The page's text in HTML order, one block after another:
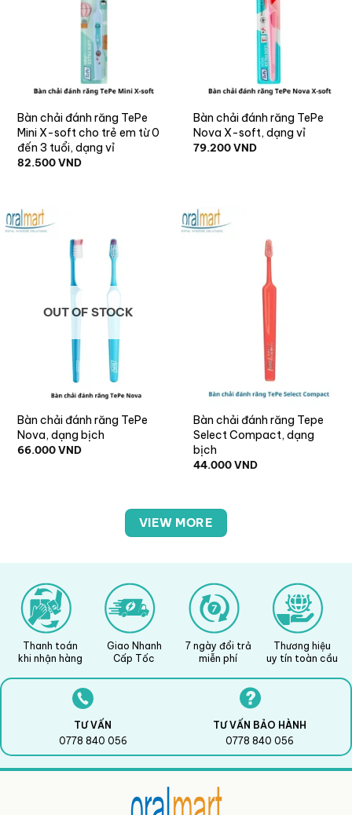
Bàn chải đánh răng TePe
Mini X-soft cho trẻ em từ 0
đến 3 tuổi, dạng vỉ
82.500VND
Bàn chải đánh răng TePe
Nova X-soft, dạng vỉ
79.200VND
OUT OF STOCK
Bàn chải đánh răng TePe
Nova, dạng bịch
66.000VND
Bàn chải đánh răng Tepe
Select Compact, dạng
bịch
44.000VND
VIEW MORE
Thanh toán
khi nhận hàng
Giao Nhanh
Cấp Tốc
7 ngày đổi trả
miễn phí
Thương hiệu
uy tín toàn cầu
TƯ VẤN
0778 840 056
TƯ VẤN BẢO HÀNH
0778 840 056